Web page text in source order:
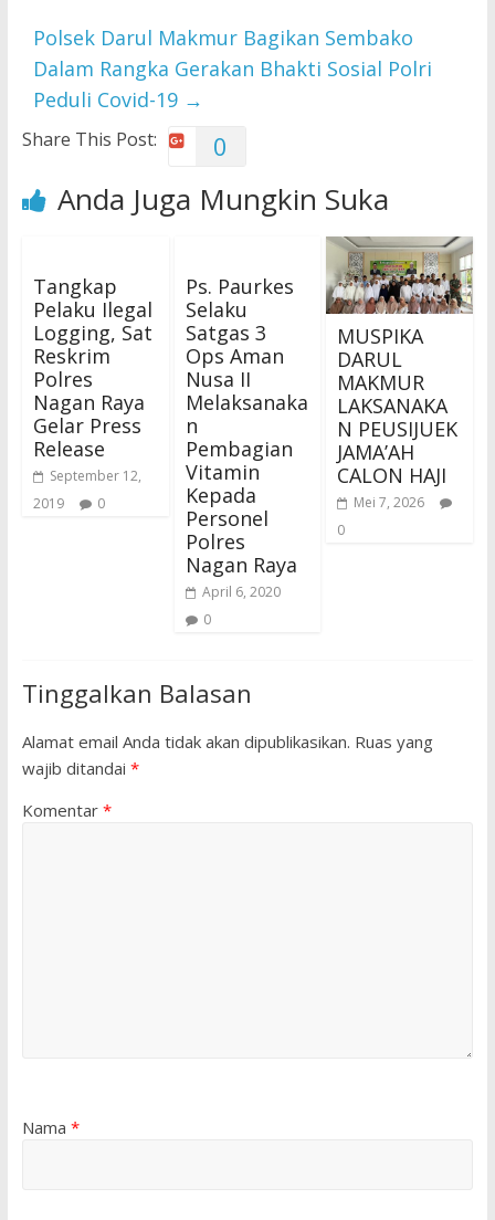
Polsek Darul Makmur Bagikan Sembako
Dalam Rangka Gerakan Bhakti Sosial Polri
Peduli Covid-19 →
Share This Post: 0
Anda Juga Mungkin Suka
Tangkap
Pelaku Ilegal
Logging, Sat
Reskrim
Polres
Nagan Raya
Gelar Press
Release
September 12,
2019
0
Ps. Paurkes
Selaku
Satgas 3
Ops Aman
Nusa II
Melaksanaka
n
Pembagian
Vitamin
Kepada
Personel
Polres
Nagan Raya
April 6, 2020
0
MUSPIKA
DARUL
MAKMUR
LAKSANAKA
N PEUSIJUEK
JAMA’AH
CALON HAJI
Mei 7, 2026
0
Tinggalkan Balasan
Alamat email Anda tidak akan dipublikasikan. Ruas yang
wajib ditandai *
Komentar *
Nama *